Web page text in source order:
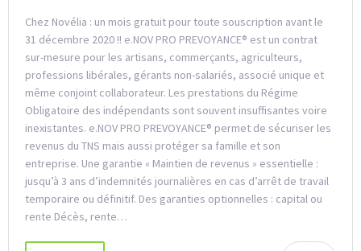
Chez Novélia : un mois gratuit pour toute souscription avant le
31 décembre 2020 !! e.NOV PRO PREVOYANCE® est un contrat
sur-mesure pour les artisans, commerçants, agriculteurs,
professions libérales, gérants non-salariés, associé unique et
même conjoint collaborateur. Les prestations du Régime
Obligatoire des indépendants sont souvent insuffisantes voire
inexistantes. e.NOV PRO PREVOYANCE® permet de sécuriser les
revenus du TNS mais aussi protéger sa famille et son
entreprise. Une garantie « Maintien de revenus » essentielle :
jusqu’à 3 ans d’indemnités journalières en cas d’arrêt de travail
temporaire ou définitif. Des garanties optionnelles : capital ou
rente Décès, rente…